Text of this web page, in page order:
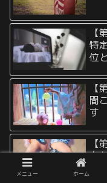
【
特
位
【
間
す
【
力
メニュー ホーム